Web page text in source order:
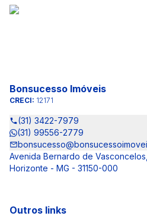
Bonsucesso Imóveis
CRECI: 12171
(31) 3422-7979
(31) 99556-2779
Avenida Bernardo de
Horizonte - MG - 31150-000
Outros links